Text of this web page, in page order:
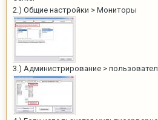
2.) Общие настройки > Мониторы
3.) Администрирование >